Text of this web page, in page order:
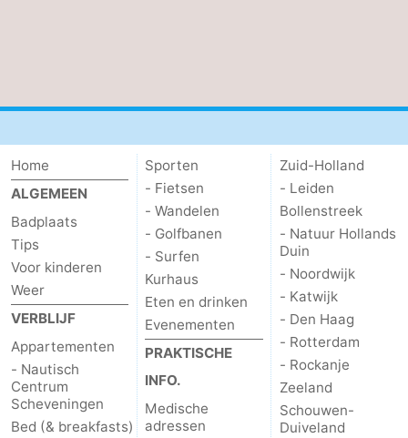
Oosterschelde
Burgh
Haamstede
-
Natuur
Kop
van
Weer
Contact
Home
ALGEMEEN
Badplaats
Tips
Voor kinderen
Weer
VERBLIJF
Appartementen
- Nautisch
Centrum
Scheveningen
Bed (& breakfasts)
Sporten
- Fietsen
- Wandelen
- Golfbanen
- Surfen
Kurhaus
Eten en drinken
Evenementen
PRAKTISCHE
INFO.
Medische
adressen
Zuid-Holland
- Leiden
Bollenstreek
- Natuur Hollands
Duin
- Noordwijk
- Katwijk
- Den Haag
- Rotterdam
- Rockanje
Zeeland
Schouwen-
Duiveland